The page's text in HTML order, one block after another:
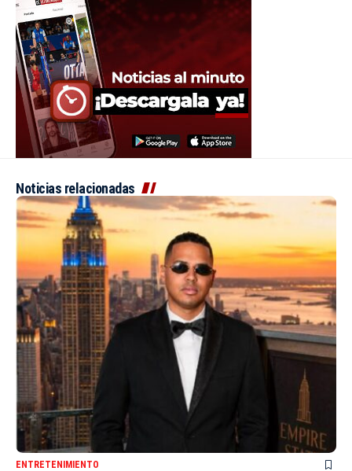
Noticias relacionadas
ENTRETENIMIENTO